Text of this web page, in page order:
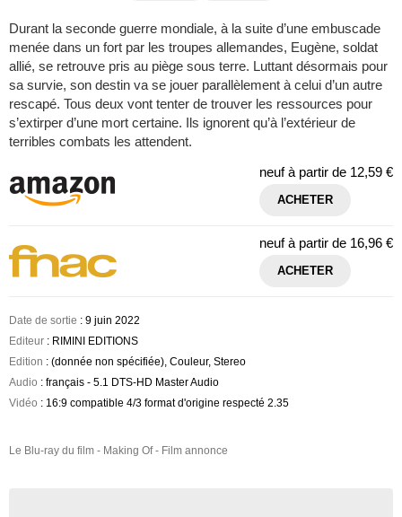
Durant la seconde guerre mondiale, à la suite d’une embuscade
menée dans un fort par les troupes allemandes, Eugène, soldat
allié, se retrouve pris au piège sous terre. Luttant désormais pour
sa survie, son destin va se jouer parallèlement à celui d’un autre
rescapé. Tous deux vont tenter de trouver les ressources pour
s’extirper d’une mort certaine. Ils ignorent qu’à l’extérieur de
terribles combats les attendent.
neuf à partir de 12,59 €
ACHETER
neuf à partir de 16,96 €
ACHETER
Date de sortie : 9 juin 2022
Editeur : RIMINI EDITIONS
Edition : (donnée non spécifiée), Couleur, Stereo
Audio : français - 5.1 DTS-HD Master Audio
Vidéo : 16:9 compatible 4/3 format d'origine respecté 2.35
Le Blu-ray du film - Making Of - Film annonce